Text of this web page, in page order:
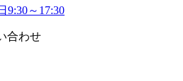
9:30～17:30
合わせ